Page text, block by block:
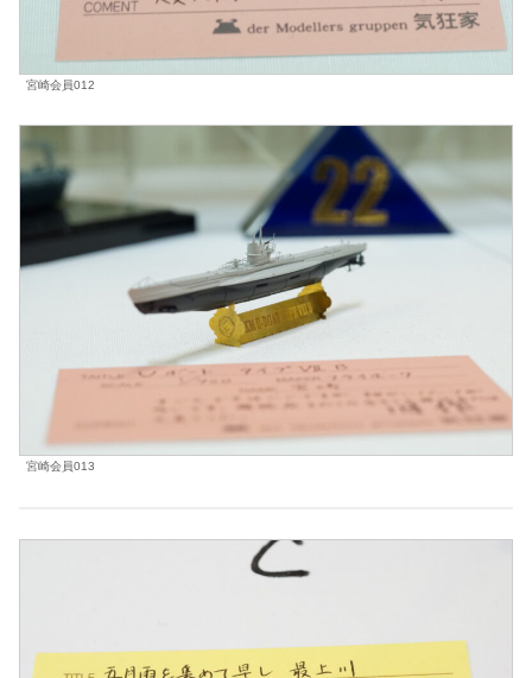
宮崎会員012
宮崎会員013